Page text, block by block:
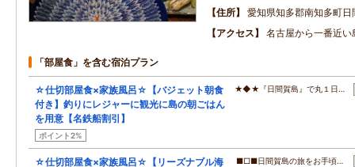
住所
愛知県知多郡南知多町
アクセス
名古屋から一番近い
「部屋食」を含む宿泊プラン
☆仕切部屋食×家族風呂☆【バジェット朝食
付き】釣りにレジャーに観光に島の朝ごはん
を用意【名鉄船割引】
ポイント2%
★◆★『日間賀島』で丸１日…
☆仕切部屋食×家族風呂☆【リーズナブル海
■□■日間賀島の旅をお手頃…